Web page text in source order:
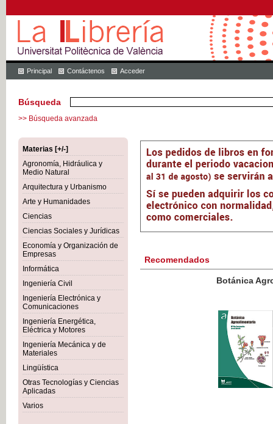
Principal Contáctenos Acceder
Búsqueda
>> Búsqueda avanzada
Materias [+/-]
Agronomía, Hidráulica y
Medio Natural
Arquitectura y Urbanismo
Arte y Humanidades
Ciencias
Ciencias Sociales y Jurídicas
Economía y Organización de
Empresas
Informática
Ingeniería Civil
Ingeniería Electrónica y
Comunicaciones
Ingeniería Energética,
Eléctrica y Motores
Ingeniería Mecánica y de
Materiales
Lingüística
Otras Tecnologías y Ciencias
Aplicadas
Varios
Recomendados
Botánica Agroalimentaria
IVA